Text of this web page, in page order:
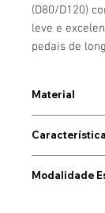
(D80/D120)
leve e
pedais de
Material
Poliamida 85%
- Refletores
Modalidade